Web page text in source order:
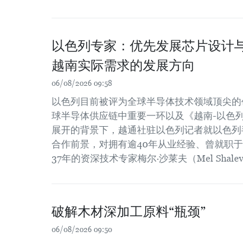
以色列专家：优先发展芯片设计
越南实际需求的发展方向
06/08/2026 09:58
以色列目前被评为全球半导体技术领域顶尖
球半导体供应链中重要一环以及《越南-以色
展开的背景下，越通社驻以色列记者就以色
合作前景，对拥有逾40年从业经验、曾就职
37年的资深技术专家梅尔·沙莱夫（Mel
破解木材深加工原料“瓶颈”
06/08/2026 09:50